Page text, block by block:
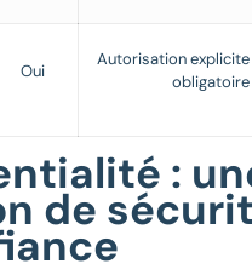
Oui
Autorisation
obligatoire
:
de